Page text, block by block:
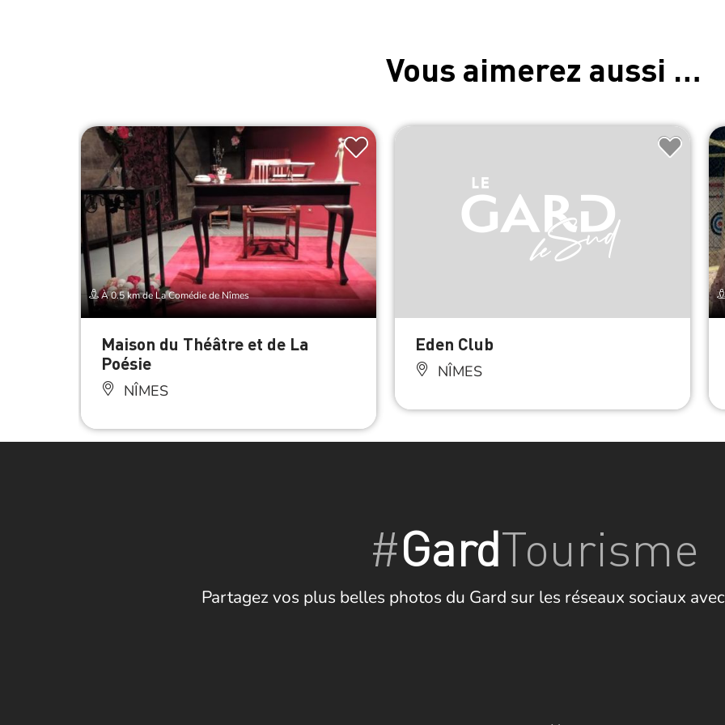
Vous aimerez aussi …
À 0.5 km de La Comédie de Nîmes
Maison du Théâtre et de La
Poésie
NÎMES
Eden Club
NÎMES
#GardTourisme
Partagez vos plus belles photos du Gard sur les réseaux sociaux